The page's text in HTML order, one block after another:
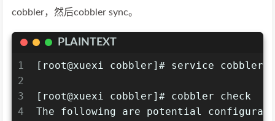
cobbler，然后cobbler sync。
PLAINTEXT
1
2
3
4
[root@xuexi cobbler]# service
[root@xuexi cobbler]# cobbler check
The following are potential